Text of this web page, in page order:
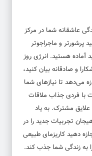
عاشقانه شما در مرکز
و ماجراجوتر
آماده هستید. انرژی روز
و صادقانه بیان کنید،
می‌دهد تا نیازهای شما
فردی جذاب ملاقات
علایق مشترک. به یاد
تجربیات جدید را در
دهید کاریزمای طبیعی
به زندگی شما جذب کند.